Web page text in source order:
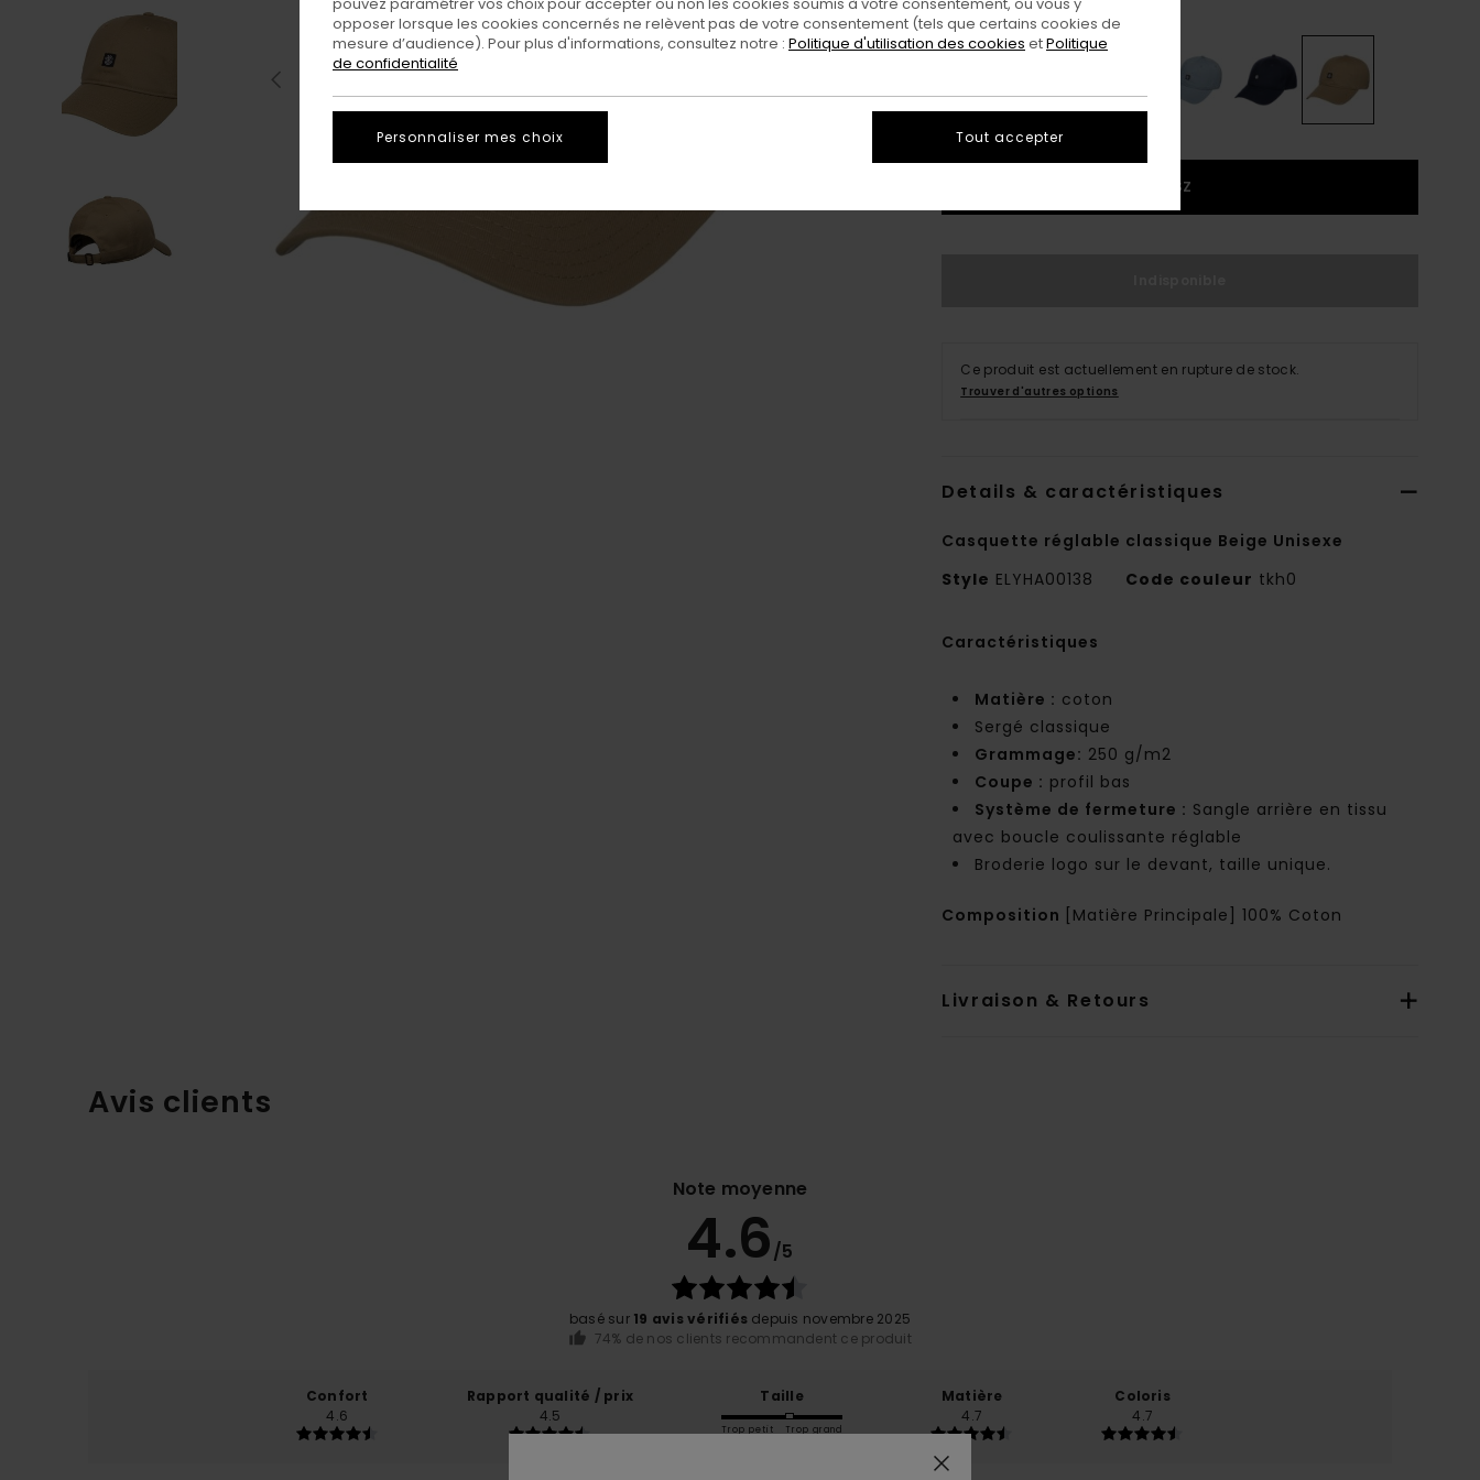
Couleur Aluminum
1SZ
Ce produit est actuellement en rupture de stock.
Trouver d'autres options
Details & caractéristiques
Casquette réglable classique Beige Unisexe
Style ELYHA00138 Code couleur tkh0
Caractéristiques
Matière : coton
Sergé classique
Grammage: 250 g/m2
Coupe : profil bas
Système de fermeture : Sangle arrière en tissu
avec boucle coulissante réglable
Broderie logo sur le devant, taille unique.
Composition [Matière Principale] 100% Coton
Livraison & Retours
Avis clients
Note moyenne
4.6/5
basé sur 19 avis vérifiés depuis novembre 2025
74% de nos clients recommandent ce produit
Confort
4.6
Rapport qualité / prix
4.5
Taille
Trop petit Trop grand
Matière
4.7
Coloris
4.7
opposer lorsque les cookies concernés ne relèvent pas de votre consentement (tels que certains cookies de
mesure d’audience). Pour plus d'informations, consultez notre : Politique d'utilisation des cookies etPolitique
de confidentialité
Personnaliser mes choix Tout accepter